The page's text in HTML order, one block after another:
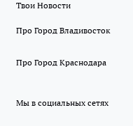
Твои Новости
Про Город Владивосток
Про Город Краснодара
Мы в социальных сетях